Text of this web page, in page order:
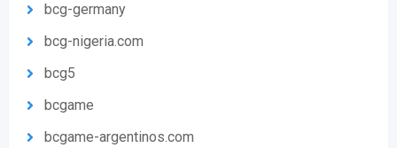
bcg-germany
bcg-nigeria.com
bcg5
bcgame
bcgame-argentinos.com